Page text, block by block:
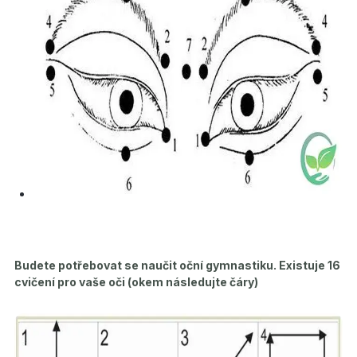
Budete potřebovat se naučit oční gymnastiku. Existuje 16
cvičení pro vaše oči (okem následujte čáry)